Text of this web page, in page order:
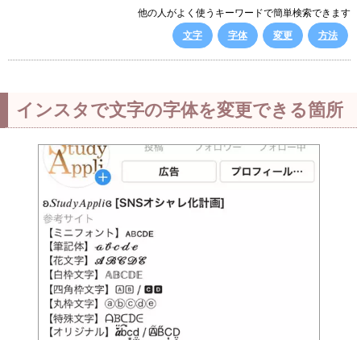
他の人がよく使うキーワードで簡単検索できます
文字
字体 変更 方法
インスタで文字の字体を変更できる箇所